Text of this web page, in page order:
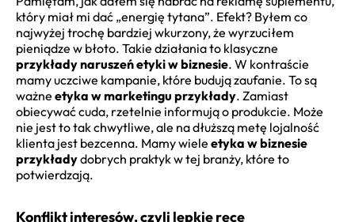
który miał mi dać „energię tytana”. Efekt? Byłem co
najwyżej trochę bardziej wkurzony, że wyrzuciłem
pieniądze w błoto. Takie działania to klasyczne
przykłady naruszeń etyki w biznesie. W kontraście
mamy uczciwe kampanie, które budują zaufanie. To są
ważne etyka w marketingu przykłady. Zamiast
obiecywać cuda, rzetelnie informują o produkcie. Może
nie jest to tak chwytliwe, ale na dłuższą metę lojalność
klienta jest bezcenna. Mamy wiele etyka w biznesie
przykładydobrych praktyk w tej branży, które to
potwierdzają.
Konflikt interesów, czyli lepkie ręce